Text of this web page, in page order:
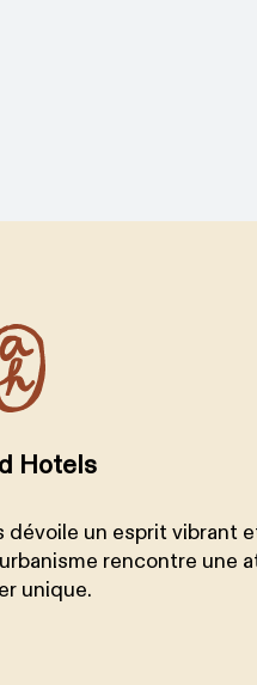
Hotels
un esprit vibrant
rencontre une
unique.